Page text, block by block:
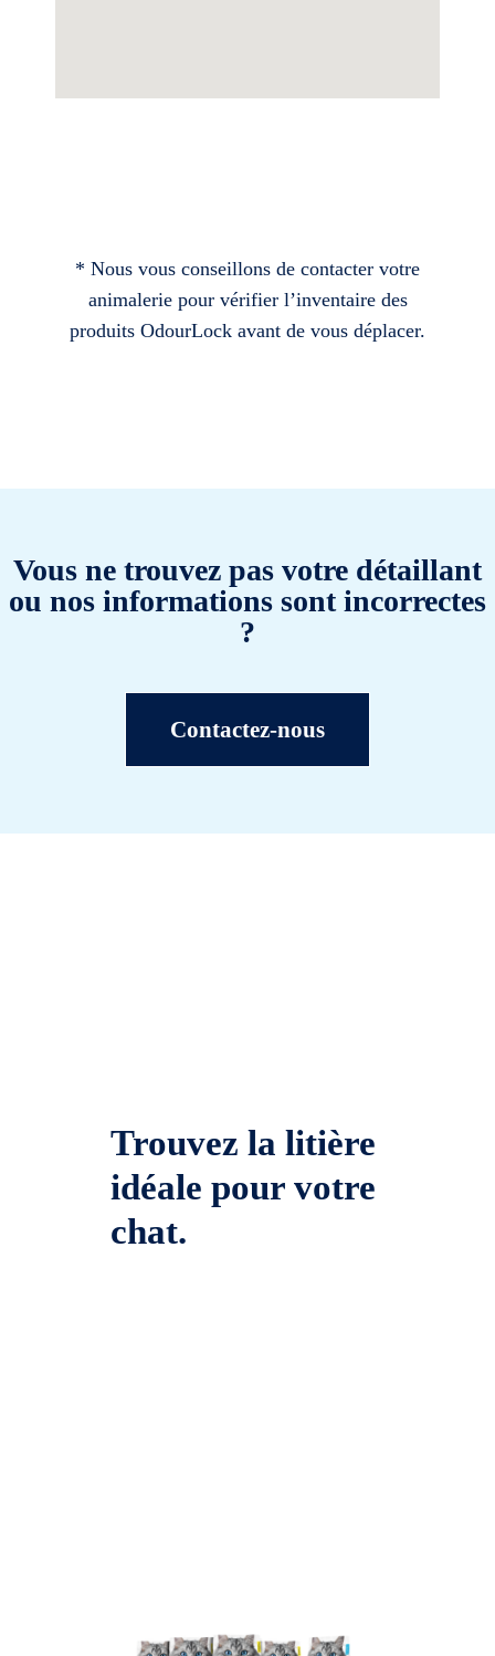
* Nous vous conseillons de contacter votre
animalerie pour vérifier l’inventaire des
produits OdourLock avant de vous déplacer.
Vous ne trouvez pas votre détaillant
ou nos informations sont incorrectes
?
Contactez-nous
Trouvez la litière
idéale pour votre
chat.